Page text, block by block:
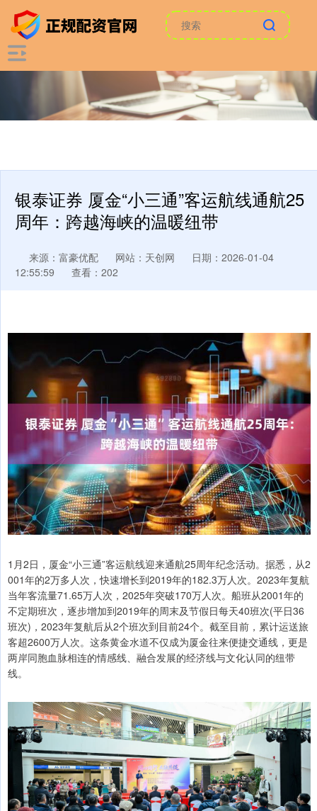
银泰证券 厦金“小三通”客运航线通航25
周年：跨越海峡的温暖纽带
来源：富豪优配 网站：天创网
日期：2026-01-04
12:55:59
查看：202
1月2日，厦金“小三通”客运航线迎来通航25周年纪念活动。据悉，从2
001年的2万多人次，快速增长到2019年的182.3万人次。2023年复航
当年客流量71.65万人次，2025年突破170万人次。船班从2001年的
不定期班次，逐步增加到2019年的周末及节假日每天40班次(平日36
班次)，2023年复航后从2个班次到目前24个。截至目前，累计运送旅
客超2600万人次。这条黄金水道不仅成为厦金往来便捷交通线，更是
两岸同胞血脉相连的情感线、融合发展的经济线与文化认同的纽带
线。